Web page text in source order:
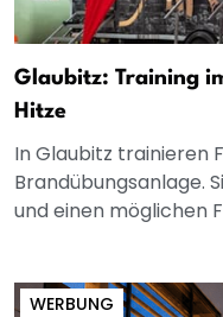
Glaubitz: Training
Hitze
In Glaubitz trainieren
Brandübungsanlage.
und einen möglichen
WERBUNG